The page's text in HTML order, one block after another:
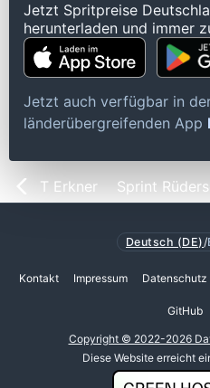
Jetzt Spritpreise
herunterladen und immer
Jetzt auch verfügbar in
länderübergreifenden App
T Erkner Sprint
Deutsch (DE) /
Kontakt Impressum Datenschutz
GitHub
Copyright © 2022-2026
Diese Website erreicht